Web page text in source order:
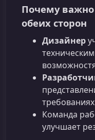
Почему
обеих сторон
Дизайнер
Команда
улучшает